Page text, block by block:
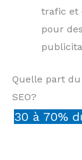
trafic et
pour
Quelle part
SEO?
30 à 70%